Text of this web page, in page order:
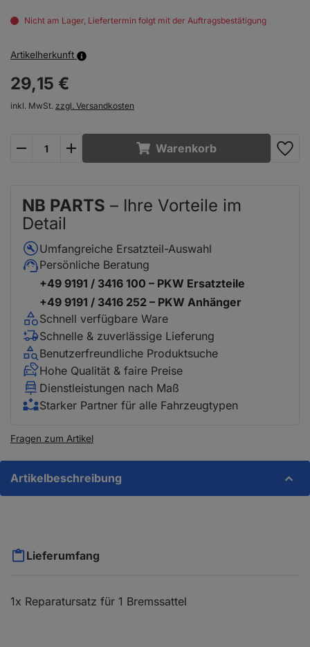
Nicht am Lager, Liefertermin folgt mit der Auftragsbestätigung
Artikelherkunft
29,15 €
inkl. MwSt. zzgl. Versandkosten
Warenkorb
NB PARTS – Ihre Vorteile im
Detail
Umfangreiche Ersatzteil-Auswahl
Persönliche Beratung
+49 9191 / 3416 100 – PKW Ersatzteile
+49 9191 / 3416 252 – PKW Anhänger
Schnell verfügbare Ware
Schnelle & zuverlässige Lieferung
Benutzerfreundliche Produktsuche
Hohe Qualität & faire Preise
Dienstleistungen nach Maß
Starker Partner für alle Fahrzeugtypen
Fragen zum Artikel
Artikelbeschreibung
Lieferumfang
1x Reparatursatz für 1 Bremssattel